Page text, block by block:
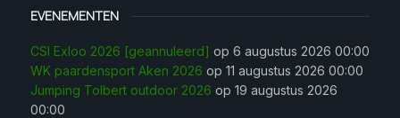
EVENEMENTEN
CSI Exloo 2026 [geannuleerd] op 6 augustus 2026 00:00
WK paardensport Aken 2026 op 11 augustus 2026 00:00
Jumping Tolbert outdoor 2026 op 19 augustus 2026
00:00